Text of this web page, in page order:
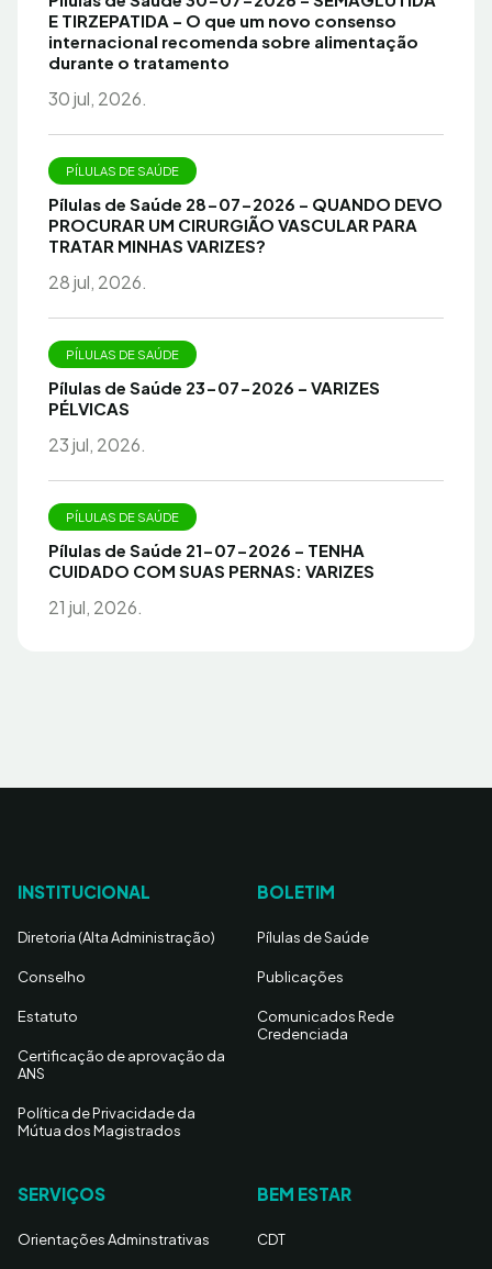
E TIRZEPATIDA – O que um novo consenso
internacional recomenda sobre alimentação
durante o tratamento
30 jul, 2026.
PÍLULAS DE SAÚDE
Pílulas de Saúde 28-07-2026 – QUANDO DEVO
PROCURAR UM CIRURGIÃO VASCULAR PARA
TRATAR MINHAS VARIZES?
28 jul, 2026.
PÍLULAS DE SAÚDE
Pílulas de Saúde 23-07-2026 – VARIZES
PÉLVICAS
23 jul, 2026.
PÍLULAS DE SAÚDE
Pílulas de Saúde 21-07-2026 – TENHA
CUIDADO COM SUAS PERNAS: VARIZES
21 jul, 2026.
INSTITUCIONAL
Diretoria (Alta Administração)
Conselho
Estatuto
Certificação de aprovação da
ANS
Política de Privacidade da
Mútua dos Magistrados
BOLETIM
Pílulas de Saúde
Publicações
Comunicados Rede
Credenciada
SERVIÇOS
Orientações Adminstrativas
BEM ESTAR
CDT